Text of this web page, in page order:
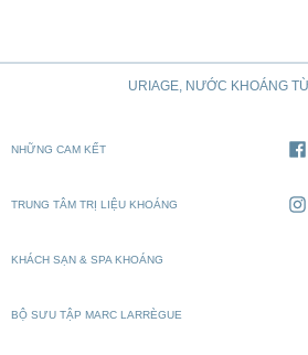
URIAGE, NƯỚC KHOÁNG
NHỮNG CAM KẾT
TRUNG TÂM TRỊ LIỆU KHOÁNG
KHÁCH SẠN & SPA KHOÁNG
BỘ SƯU TẬP MARC LARRÈGUE